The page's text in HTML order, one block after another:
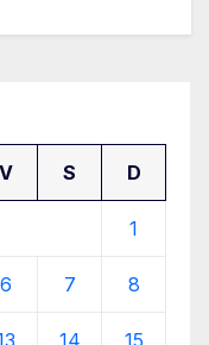
V S D
1
6 7 8